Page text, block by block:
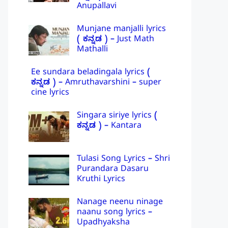
Anupallavi
Munjane manjalli lyrics
( ಕನ್ನಡ ) – Just Math
Mathalli
Ee sundara beladingala lyrics (
ಕನ್ನಡ ) – Amruthavarshini – super
cine lyrics
Singara siriye lyrics (
ಕನ್ನಡ ) – Kantara
Tulasi Song Lyrics – Shri
Purandara Dasaru
Kruthi Lyrics
Nanage neenu ninage
naanu song lyrics –
Upadhyaksha